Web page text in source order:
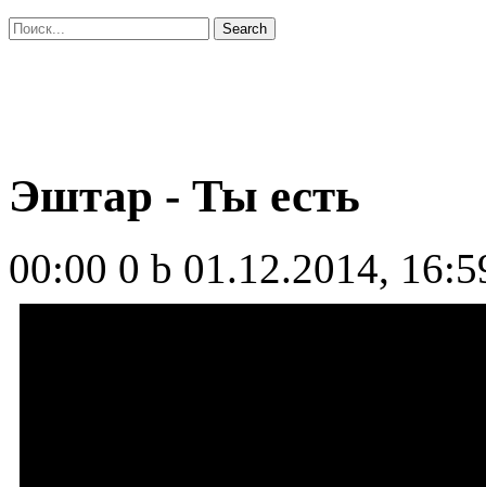
Эштар - Ты есть
00:00 0 b 01.12.2014,